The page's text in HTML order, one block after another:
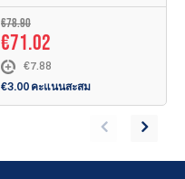
€78.90
€71.02
€7.88
€3.00 คะแนนสะสม